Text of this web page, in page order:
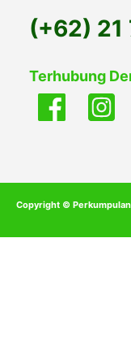
(+62)
Terhubung
Copyright ©